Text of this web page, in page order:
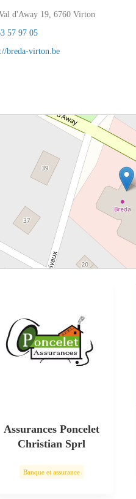
d'Away 19, 6760 Virton
57 97 05
breda-virton.be
Cliquez sur le bouton
Voir la
Assurances Poncelet
Christian Sprl
Banque et assurance